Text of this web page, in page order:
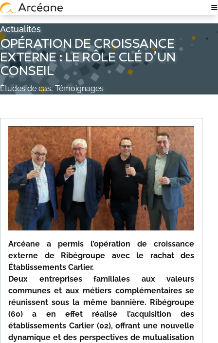
≡
À PROPOS
QUI SOMMES-NOUS ?
EXPERTISE TECH & IT
RECRUTEMENT
POLITIQUE RSE
NOS ACTUALITÉS
NOS RÉFÉRENCES
TÉMOIGNAGES
Actualités
OPÉRATION DE CROISSANCE
EXTERNE : LE RÔLE CLÉ D’UN
CONSEIL
Études de cas, Témoignages
Arcéane a permis l’opération de croissance
externe de Ribégroupe avec le rachat des
Établissements Carlier.
Deux entreprises familiales aux valeurs
communes et aux métiers complémentaires se
réunissent sous la même bannière. Ribégroupe
(60) a en effet réalisé l’acquisition des
établissements Carlier (02), offrant une nouvelle
dynamique et des perspectives de mutualisation